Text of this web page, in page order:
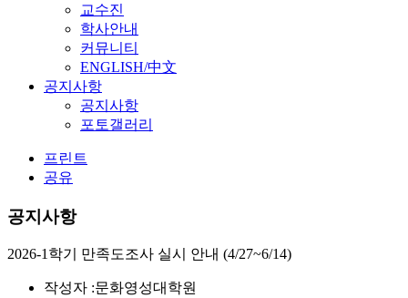
교수진
학사안내
커뮤니티
ENGLISH/中文
공지사항
공지사항
포토갤러리
프린트
공유
공지사항
2026-1학기 만족도조사 실시 안내 (4/27~6/14)
작성자 :문화영성대학원